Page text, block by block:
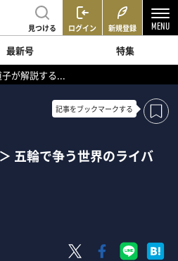
見つける ログイン 新規登録
最新号
特集
が解説する...
記事をブックマークする
五輪で争う世界のライバ